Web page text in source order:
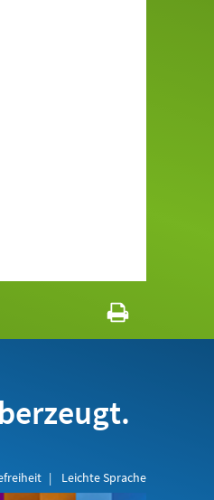
Leichte Sprache